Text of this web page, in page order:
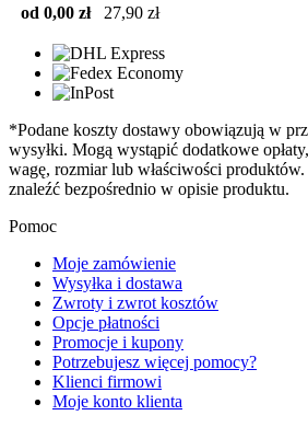
od 0,00 zł
27,90 zł
*Podane koszty dostawy obowiązują w
wysyłki. Mogą wystąpić dodatkowe
wagę, rozmiar lub właściwości
znaleźć bezpośrednio w opisie produktu.
Pomoc
Moje zamówienie
Wysyłka i dostawa
Zwroty i zwrot kosztów
Opcje płatności
Promocje i kupony
Potrzebujesz więcej pomocy?
Klienci firmowi
Moje konto klienta